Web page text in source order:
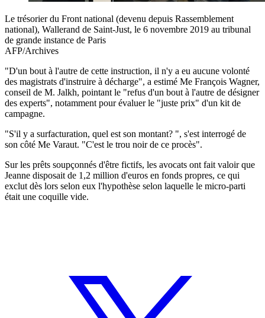
Le trésorier du Front national (devenu depuis Rassemblement
national), Wallerand de Saint-Just, le 6 novembre 2019 au tribunal
de grande instance de Paris
AFP/Archives
"D'un bout à l'autre de cette instruction, il n'y a eu aucune volonté
des magistrats d'instruire à décharge", a estimé Me François Wagner,
conseil de M. Jalkh, pointant le "refus d'un bout à l'autre de désigner
des experts", notamment pour évaluer le "juste prix" d'un kit de
campagne.
"S'il y a surfacturation, quel est son montant? ", s'est interrogé de
son côté Me Varaut. "C'est le trou noir de ce procès".
Sur les prêts soupçonnés d'être fictifs, les avocats ont fait valoir que
Jeanne disposait de 1,2 million d'euros en fonds propres, ce qui
exclut dès lors selon eux l'hypothèse selon laquelle le micro-parti
était une coquille vide.